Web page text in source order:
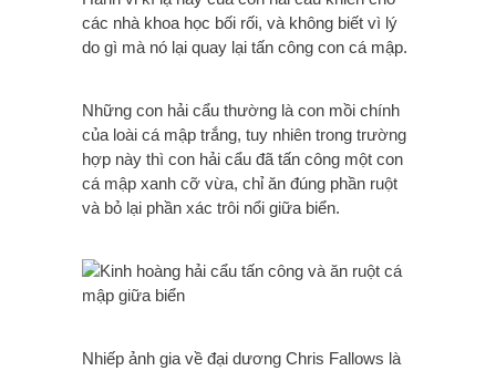
các nhà khoa học bối rối, và không biết vì lý
do gì mà nó lại quay lại tấn công con cá mập.
Những con hải cẩu thường là con mồi chính
của loài cá mập trắng, tuy nhiên trong trường
hợp này thì con hải cẩu đã tấn công một con
cá mập xanh cỡ vừa, chỉ ăn đúng phần ruột
và bỏ lại phần xác trôi nổi giữa biển.
Nhiếp ảnh gia về đại dương Chris Fallows là